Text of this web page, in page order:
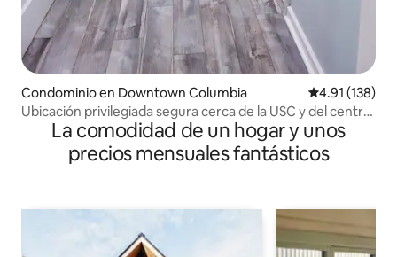
Condominio en Downtown Columbia Calificación
4.91 (138)
Ubicación privilegiada segura cerca de la USC y del centro
de la ciudad.
La comodidad de un hogar y unos
precios mensuales fantásticos